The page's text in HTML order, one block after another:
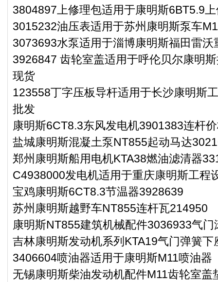
3804897上修理包适用于康明斯6BT5.9
3015232油压表适用于苏州康明斯泵车
3073693水泵适用于淄博康明斯福田雷沃
3926847 齿轮室盖适用于呼伦贝尔康明
现货
123558丁字压板导杆适用于长沙康明斯
批发
康明斯6CT8.3东风发电机3901383连杆
盐城康明斯混凝土泵NT855起动马达
郑州康明斯船用电机KTA38燃油滤清器
C4938000发电机适用于重庆康明斯工程
宝鸡康明斯6CT8.3节温器3928639
苏州康明斯越野车NT855连杆瓦214950
康明斯NT855建筑机械配件3036933气门
吉林康明斯发动机系列KTA19气门弹簧下
3406604喷油器适用于康明斯M11喷油器
无锡康明斯柴油发动机配件M11齿轮室盖